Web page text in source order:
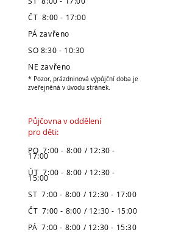
ČT 8:00 - 17:00
PÁ zavřeno
SO 8:30 - 10:30
NE zavřeno
* Pozor, prázdninová výpůjční doba je
zveřejněná v úvodu stránek.
Půjčovna v oddělení
pro děti:
PO 7:00 - 8:00 / 12:30 -
17:00
ÚT 7:00 - 8:00 / 12:30 -
15:00
ST 7:00 - 8:00 / 12:30 - 17:00
ČT 7:00 - 8:00 / 12:30 - 15:00
PÁ 7:00 - 8:00 / 12:30 - 15:30